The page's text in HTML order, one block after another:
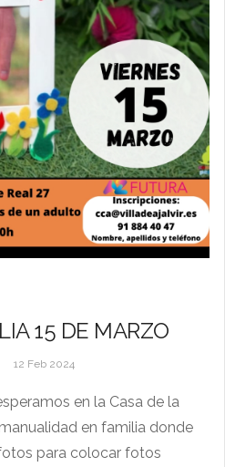
15 DE MARZO
12 Feb 2024
en la Casa de la
en familia donde
para colocar fotos